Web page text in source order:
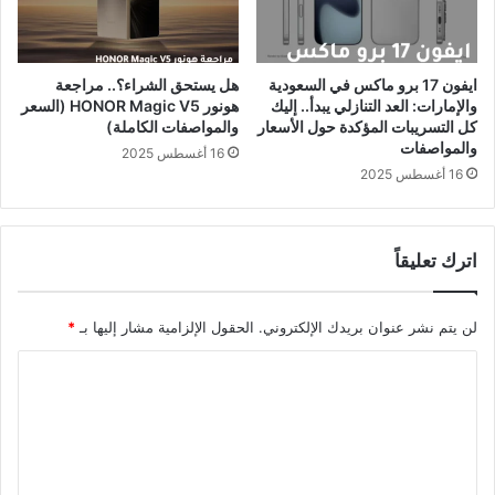
تم إطلاقه مؤخرًا.
مقالات ذات صلة
هاتف سامسونج A17 5G الجديد: ضربة قوية لهواتف
2 سبتمبر 2025
ايفون 17 برو ماكس في السعودية
والإمارات: العد التنازلي يبدأ.. إليك
كل التسريبات المؤكدة حول الأسعار
والمواصفات
16 أغسطس 2025
هل يستحق الشراء؟.. مراجعة
هونور HONOR Magic V5 (السعر
والمواصفات الكاملة)
16 أغسطس 2025
اترك تعليقاً
لن يتم نشر عنوان بريدك الإلكتروني. الحقول الإلزامية مشار إليها بـ*